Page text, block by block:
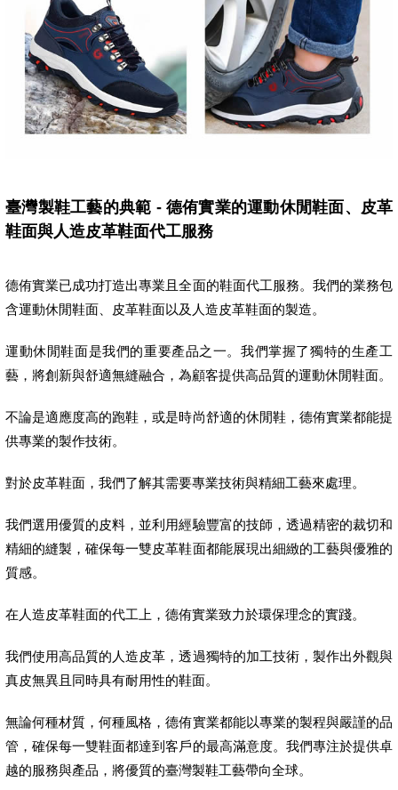
臺灣製鞋工藝的典範 - 德侑實業的運動休閒鞋面、皮革
鞋面與人造皮革鞋面代工服務
德侑實業已成功打造出專業且全面的鞋面代工服務。我們的業務包
含運動休閒鞋面、皮革鞋面以及人造皮革鞋面的製造。
運動休閒鞋面是我們的重要產品之一。我們掌握了獨特的生產工
藝，將創新與舒適無縫融合，為顧客提供高品質的運動休閒鞋面。
不論是適應度高的跑鞋，或是時尚舒適的休閒鞋，德侑實業都能提
供專業的製作技術。
對於皮革鞋面，我們了解其需要專業技術與精細工藝來處理。
我們選用優質的皮料，並利用經驗豐富的技師，透過精密的裁切和
精細的縫製，確保每一雙皮革鞋面都能展現出細緻的工藝與優雅的
質感。
在人造皮革鞋面的代工上，德侑實業致力於環保理念的實踐。
我們使用高品質的人造皮革，透過獨特的加工技術，製作出外觀與
真皮無異且同時具有耐用性的鞋面。
無論何種材質，何種風格，德侑實業都能以專業的製程與嚴謹的品
管，確保每一雙鞋面都達到客戶的最高滿意度。我們專注於提供卓
越的服務與產品，將優質的臺灣製鞋工藝帶向全球。